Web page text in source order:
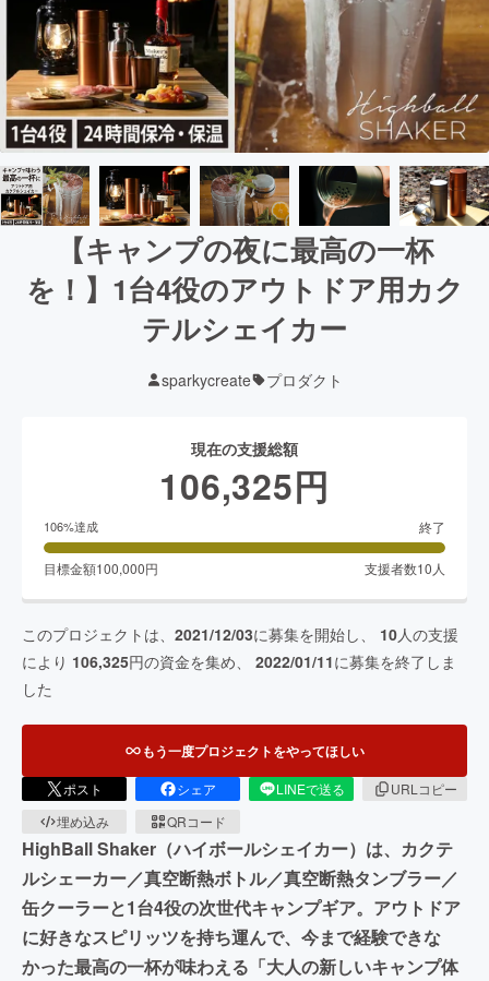
【キャンプの夜に最高の一杯
を！】1台4役のアウトドア用カク
テルシェイカー
sparkycreate プロダクト
現在の支援総額
106,325円
106%達成 終了
目標金額100,000円 支援者数10 人
このプロジェクトは、 2021/12/03に募集を開始し、 10人の支援
により 106,325円の資金を集め、 2022/01/11に募集を終了しま
した
もう一度プロジェクトをやってほしい
ポスト シェア LINEで送る
URLコピー
埋め込み
QRコード
HighBall Shaker（ハイボールシェイカー）は、カクテ
ルシェーカー／真空断熱ボトル／真空断熱タンブラー／
缶クーラーと1台4役の次世代キャンプギア。アウトドア
に好きなスピリッツを持ち運んで、今まで経験できな
かった最高の一杯が味わえる「大人の新しいキャンプ体